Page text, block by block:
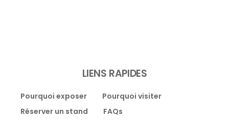
LIENS RAPIDES
Pourquoi exposer
Pourquoi visiter
Réserver un stand
FAQs